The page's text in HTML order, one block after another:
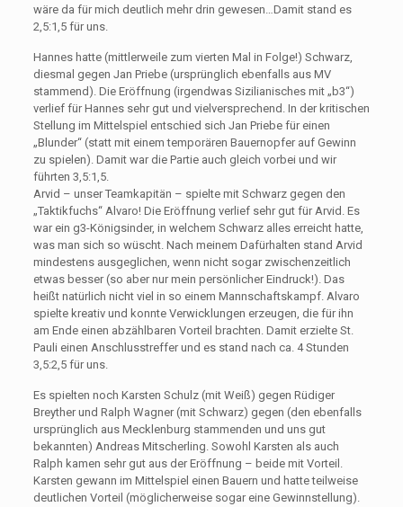
wäre da für mich deutlich mehr drin gewesen…Damit stand es
2,5:1,5 für uns.
Hannes hatte (mittlerweile zum vierten Mal in Folge!) Schwarz,
diesmal gegen Jan Priebe (ursprünglich ebenfalls aus MV
stammend). Die Eröffnung (irgendwas Sizilianisches mit „b3“)
verlief für Hannes sehr gut und vielversprechend. In der kritischen
Stellung im Mittelspiel entschied sich Jan Priebe für einen
„Blunder“ (statt mit einem temporären Bauernopfer auf Gewinn
zu spielen). Damit war die Partie auch gleich vorbei und wir
führten 3,5:1,5.
Arvid – unser Teamkapitän – spielte mit Schwarz gegen den
„Taktikfuchs“ Alvaro! Die Eröffnung verlief sehr gut für Arvid. Es
war ein g3-Königsinder, in welchem Schwarz alles erreicht hatte,
was man sich so wüscht. Nach meinem Dafürhalten stand Arvid
mindestens ausgeglichen, wenn nicht sogar zwischenzeitlich
etwas besser (so aber nur mein persönlicher Eindruck!). Das
heißt natürlich nicht viel in so einem Mannschaftskampf. Alvaro
spielte kreativ und konnte Verwicklungen erzeugen, die für ihn
am Ende einen abzählbaren Vorteil brachten. Damit erzielte St.
Pauli einen Anschlusstreffer und es stand nach ca. 4 Stunden
3,5:2,5 für uns.
Es spielten noch Karsten Schulz (mit Weiß) gegen Rüdiger
Breyther und Ralph Wagner (mit Schwarz) gegen (den ebenfalls
ursprünglich aus Mecklenburg stammenden und uns gut
bekannten) Andreas Mitscherling. Sowohl Karsten als auch
Ralph kamen sehr gut aus der Eröffnung – beide mit Vorteil.
Karsten gewann im Mittelspiel einen Bauern und hatte teilweise
deutlichen Vorteil (möglicherweise sogar eine Gewinnstellung).